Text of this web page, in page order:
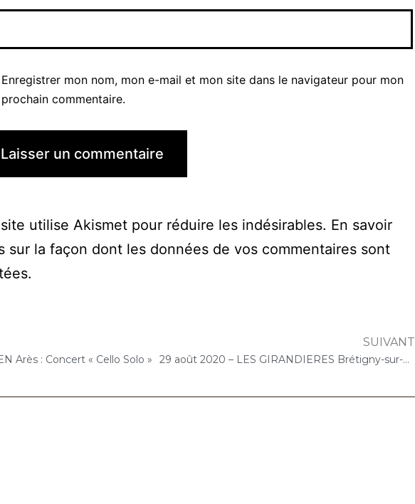
Enregistrer mon nom, mon e-mail et mon site dans le navigateur pour mon
prochain commentaire.
utilise Akismet pour réduire les indésirables. En savoir
sur la façon dont les données de vos commentaires sont
.
Arès : Concert « Cello Solo »
SUIVANT
29 août 2020 – LES GIRANDIERES Brétigny-sur-Orge : Atelier « Chantons Ensemble »